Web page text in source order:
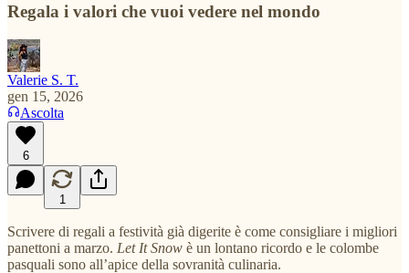
Regala i valori che vuoi vedere nel mondo
Valerie S. T.
gen 15, 2026
Ascolta
6
1
Scrivere di regali a festività già digerite è come consigliare i migliori
panettoni a marzo. Let It Snow è un lontano ricordo e le colombe
pasquali sono all’apice della sovranità culinaria.